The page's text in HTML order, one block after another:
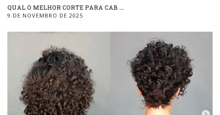
QUAL O MELHOR CORTE PARA CAB ...
9 DE NOVEMBRO DE 2025